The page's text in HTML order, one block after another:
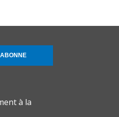
à la